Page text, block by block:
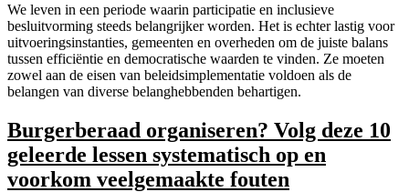
We leven in een periode waarin participatie en inclusieve
besluitvorming steeds belangrijker worden. Het is echter lastig voor
uitvoeringsinstanties, gemeenten en overheden om de juiste balans
tussen efficiëntie en democratische waarden te vinden. Ze moeten
zowel aan de eisen van beleidsimplementatie voldoen als de
belangen van diverse belanghebbenden behartigen.
Burgerberaad organiseren? Volg deze 10
geleerde lessen systematisch op en
voorkom veelgemaakte fouten